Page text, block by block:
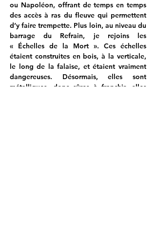
ou Napoléon, offrant de temps en temps
des accès à ras du fleuve qui permettent
d’y faire trempette. Plus loin, au niveau du
barrage du Refrain, je rejoins les
« Échelles de la Mort ». Ces échelles
étaient construites en bois, à la verticale,
le long de la falaise, et étaient vraiment
dangereuses. Désormais, elles sont
métalliques, donc sûres à franchir, elles